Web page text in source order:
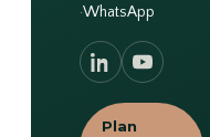
·WhatsApp
Plan